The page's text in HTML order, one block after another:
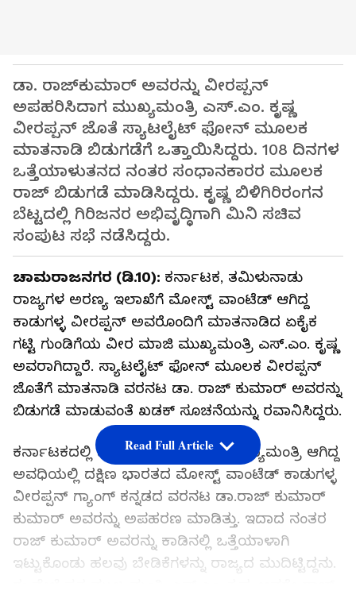
ಡಾ. ರಾಜ್‌ಕುಮಾರ್ ಅವರನ್ನು ವೀರಪ್ಪನ್
ಅಪಹರಿಸಿದಾಗ ಮುಖ್ಯಮಂತ್ರಿ ಎಸ್.ಎಂ. ಕೃಷ್ಣ
ವೀರಪ್ಪನ್ ಜೊತೆ ಸ್ಯಾಟಲೈಟ್ ಫೋನ್ ಮೂಲಕ
ಮಾತನಾಡಿ ಬಿಡುಗಡೆಗೆ ಒತ್ತಾಯಿಸಿದ್ದರು. 108 ದಿನಗಳ
ಒತ್ತೆಯಾಳುತನದ ನಂತರ ಸಂಧಾನಕಾರರ ಮೂಲಕ
ರಾಜ್ ಬಿಡುಗಡೆ ಮಾಡಿಸಿದ್ದರು. ಕೃಷ್ಣ ಬಿಳಿಗಿರಿರಂಗನ
ಬೆಟ್ಟದಲ್ಲಿ ಗಿರಿಜನರ ಅಭಿವೃದ್ಧಿಗಾಗಿ ಮಿನಿ ಸಚಿವ
ಸಂಪುಟ ಸಭೆ ನಡೆಸಿದ್ದರು.
ಚಾಮರಾಜನಗರ (ಡಿ.10): ಕರ್ನಾಟಕ, ತಮಿಳುನಾಡು
ರಾಜ್ಯಗಳ ಅರಣ್ಯ ಇಲಾಖೆಗೆ ಮೋಸ್ಟ್ ವಾಂಟೆಡ್ ಆಗಿದ್ದ
ಕಾಡುಗಳ್ಳ ವೀರಪ್ಪನ್ ಅವರೊಂದಿಗೆ ಮಾತನಾಡಿದ ಏಕೈಕ
ಗಟ್ಟಿ ಗುಂಡಿಗೆಯ ವೀರ ಮಾಜಿ ಮುಖ್ಯಮಂತ್ರಿ ಎಸ್.ಎಂ. ಕೃಷ್ಣ
ಅವರಾಗಿದ್ದಾರೆ. ಸ್ಯಾಟಲೈಟ್‌ ಫೋನ್ ಮೂಲಕ ವೀರಪ್ಪನ್
ಜೊತೆಗೆ ಮಾತನಾಡಿ ವರನಟ ಡಾ. ರಾಜ್ ಕುಮಾರ್ ಅವರನ್ನು
ಬಿಡುಗಡೆ ಮಾಡುವಂತೆ ಖಡಕ್ ಸೂಚನೆಯನ್ನು ರವಾನಿಸಿದ್ದರು.
ಕರ್ನಾಟಕದಲ್ಲಿ ಎಸ್.ಎಂ. ಕೃಷ್ಣ ಅವರು ಮುಖ್ಯಮಂತ್ರಿ ಆಗಿದ್ದ
ಅವಧಿಯಲ್ಲಿ ದಕ್ಷಿಣ ಭಾರತದ ಮೋಸ್ಟ್ ವಾಂಟೆಡ್ ಕಾಡುಗಳ್ಳ
ವೀರಪ್ಪನ್ ಗ್ಯಾಂಗ್ ಕನ್ನಡದ ವರನಟ ಡಾ.ರಾಜ್ ಕುಮಾರ್
ಕುಮಾರ್ ಅವರನ್ನು ಅಪಹರಣ ಮಾಡಿತ್ತು. ಇದಾದ ನಂತರ
ರಾಜ್ ಕುಮಾರ್ ಅವರನ್ನು ಕಾಡಿನಲ್ಲಿ ಒತ್ತೆಯಾಳಾಗಿ
ಇಟ್ಟುಕೊಂಡು ಹಲವು ಬೇಡಿಕೆಗಳನ್ನು ರಾಜ್ಯದ ಮುದಿಟ್ಟಿದ್ದನು.
Read Full Article